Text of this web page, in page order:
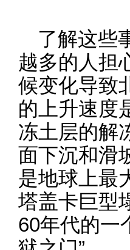
了解这些
越多的人担
候变化导致
的上升速度
冻土层的解
面下沉和滑
是地球上最
塔盖卡巨型
60年代的一